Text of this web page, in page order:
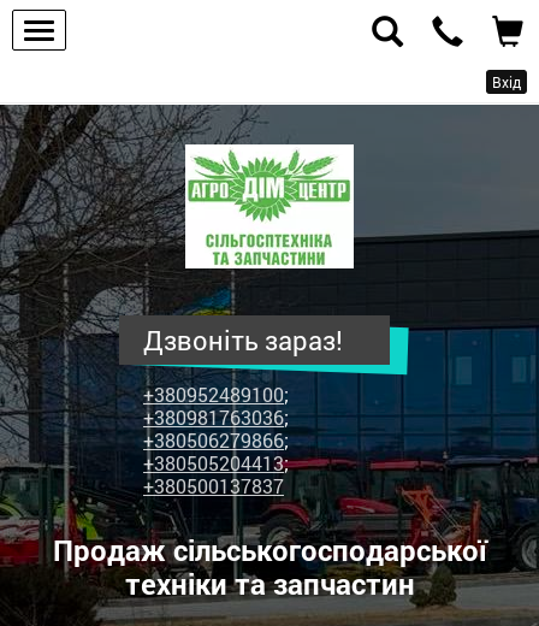
Вхід
ПП
"Агродім-
центр"
-
продаж
сільськогосподарської
техніки
та
запчастин
Дзвоніть зараз!
+380952489100;
+380981763036;
+380506279866;
+380505204413;
+380500137837
Продаж сільськогосподарської
техніки та запчастин